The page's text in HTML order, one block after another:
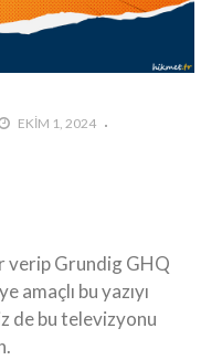
EKIM 1, 2024
verip Grundig GHQ
amaçlı bu yazıyı
de bu televizyonu